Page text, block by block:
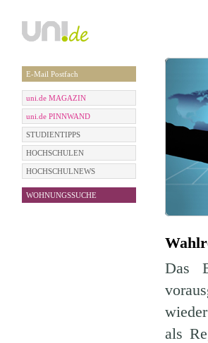
E-Mail Postfach
uni.de MAGAZIN
uni.de PINNWAND
STUDIENTIPPS
HOCHSCHULEN
HOCHSCHULNEWS
WOHNUNGSSUCHE
Das
als